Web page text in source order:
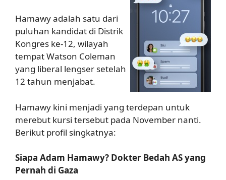
Hamawy adalah satu dari
puluhan kandidat di Distrik
Kongres ke-12, wilayah
tempat Watson Coleman
yang liberal lengser setelah
12 tahun menjabat.
Hamawy kini menjadi yang terdepan untuk
merebut kursi tersebut pada November nanti.
Berikut profil singkatnya:
Siapa Adam Hamawy? Dokter Bedah AS yang
Pernah di Gaza